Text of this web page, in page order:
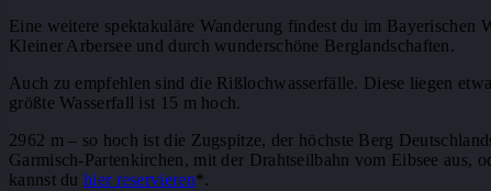
Eine weitere spektakuläre Wanderung findest du im
Kleiner Arbersee und durch wunderschöne Berglandschaften.
Auch zu empfehlen sind die Rißlochwasserfälle. Diese liegen
größte Wasserfall ist 15 m hoch.
2962 m – so hoch ist die Zugspitze, der höchste Berg
Garmisch-Partenkirchen, mit der Drahtseilbahn vom Eibsee
kannst du hier reservieren*.